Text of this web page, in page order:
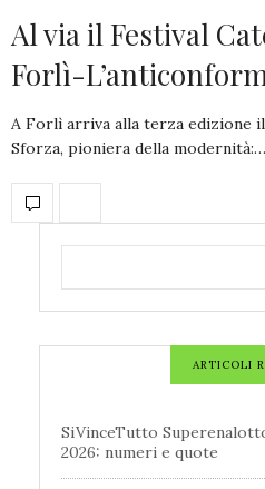
Al via il Festival
Forlì-
A Forlì arriva alla terza edizione
Sforza, pioniera della modernità:…
ARTICOLI
SiVinceTutto
2026: numeri e quote